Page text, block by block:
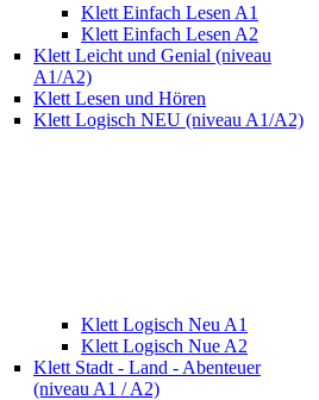
Klett Einfach Lesen A1
Klett Einfach Lesen A2
Klett Leicht und Genial (niveau
A1/A2)
Klett Lesen und Hören
Klett Logisch NEU (niveau A1/A2)
Klett Logisch Neu A1
Klett Logisch Nue A2
Klett Stadt - Land - Abenteuer
(niveau A1 / A2)